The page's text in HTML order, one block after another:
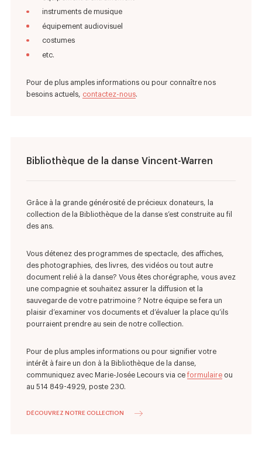
instruments de musique
équipement audiovisuel
costumes
etc.
Pour de plus amples informations ou pour connaître nos
besoins actuels, contactez-nous.
Bibliothèque de la danse Vincent-Warren
Grâce à la grande générosité de précieux donateurs, la
collection de la Bibliothèque de la danse s’est construite au fil
des ans.
Vous détenez des programmes de spectacle, des affiches,
des photographies, des livres, des vidéos ou tout autre
document relié à la danse? Vous êtes chorégraphe, vous avez
une compagnie et souhaitez assurer la diffusion et la
sauvegarde de votre patrimoine ? Notre équipe se fera un
plaisir d’examiner vos documents et d’évaluer la place qu’ils
pourraient prendre au sein de notre collection.
Pour de plus amples informations ou pour signifier votre
intérêt à faire un don à la Bibliothèque de la danse,
communiquez avec Marie-Josée Lecours via ce formulaire ou
au 514 849-4929, poste 230.
DÉCOUVREZ NOTRE COLLECTION